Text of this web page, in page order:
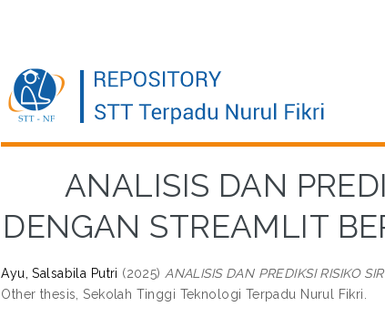
ANALISIS DAN
DENGAN STREAMLIT
Ayu, Salsabila Putri (2025) ANALISIS DAN PREDIKSI RISIKO
Other thesis, Sekolah Tinggi Teknologi Terpadu Nurul Fikri.